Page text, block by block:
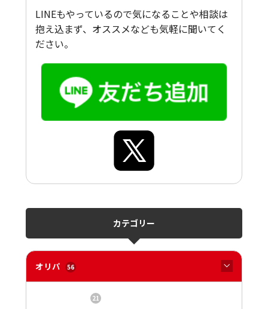
LINEもやっているので気になることや相談は
抱え込まず、オススメなども気軽に聞いてく
ださい。
カテゴリー
オリパ 56
21